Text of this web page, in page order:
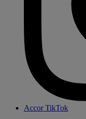
Accor TikTok